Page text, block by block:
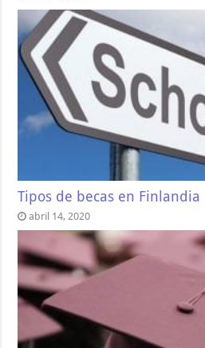
Tipos de becas en Finlandia
abril 14, 2020